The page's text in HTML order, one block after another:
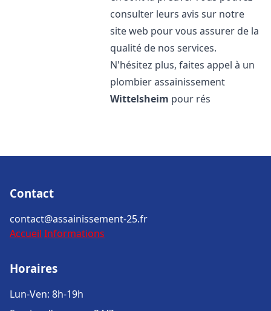
consulter leurs avis sur notre
site web pour vous assurer de la
qualité de nos services.
N'hésitez plus, faites appel à un
plombier assainissement
Wittelsheim pour rés
Contact
contact@assainissement-25.fr
Accueil Informations
Horaires
Lun-Ven: 8h-19h